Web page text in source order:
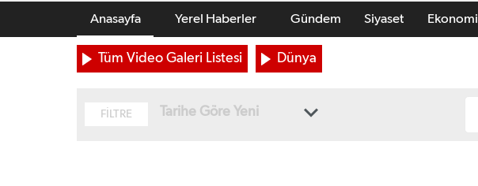
Anasayfa Yerel Haberler Gündem Siyaset Ekonomi
Tüm Video Galeri Listesi Dünya
FİLTRE Tarihe Göre Yeni